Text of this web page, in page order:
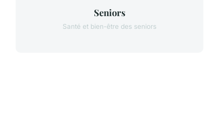
Seniors
Santé et bien-être des seniors